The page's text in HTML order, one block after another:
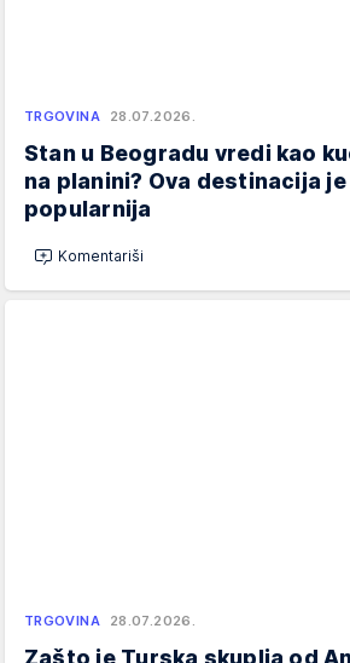
TRGOVINA 28.07.2026.
Stan u Beogradu vredi kao
na planini? Ova destinacija
popularnija
Komentariši
TRGOVINA 28.07.2026.
Zašto je Turska skuplja od